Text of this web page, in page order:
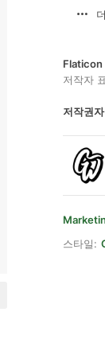
Flaticon
저작자
저작권
스타일: